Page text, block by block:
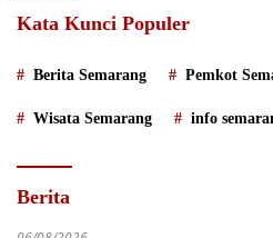
Kata Kunci Populer
Berita Semarang Pemkot
Wisata Semarang info
Berita